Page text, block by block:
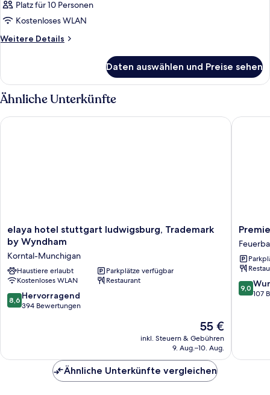
Platz für 10 Personen
Kostenloses WLAN
Weitere Details
Weitere
Daten auswählen und Preise sehen
Ähnliche Unterkünfte
elaya
hotel
stuttgart
ludwigsburg,
Trademark
by
Wyndham
Korntal-
elaya hotel stuttgart ludwigsburg, Trademark
by Wyndham
Korntal-Munchigan
Haustiere erlaubt
Parkplätze verfügbar
Kostenloses WLAN
Restaurant
8.6
von
8,6 Hervorragend
394 Bewertungen
Der
Preis
beträgt
55 €
inkl. Steuern & Gebühren
9. Aug.–10. Aug.
elaya hotel stuttgart ludwigsburg, Trademark by Wyndham
Premier
Inn
9.0
von
9,0
107
Premier
Ähnliche Unterkünfte vergleichen